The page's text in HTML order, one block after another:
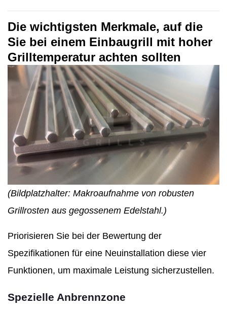
Die wichtigsten Merkmale, auf die
Sie bei einem Einbaugrill mit hoher
Grilltemperatur achten sollten
(Bildplatzhalter: Makroaufnahme von robusten
Grillrosten aus gegossenem Edelstahl.)
Priorisieren Sie bei der Bewertung der
Spezifikationen für eine Neuinstallation diese vier
Funktionen, um maximale Leistung sicherzustellen.
Spezielle Anbrennzone